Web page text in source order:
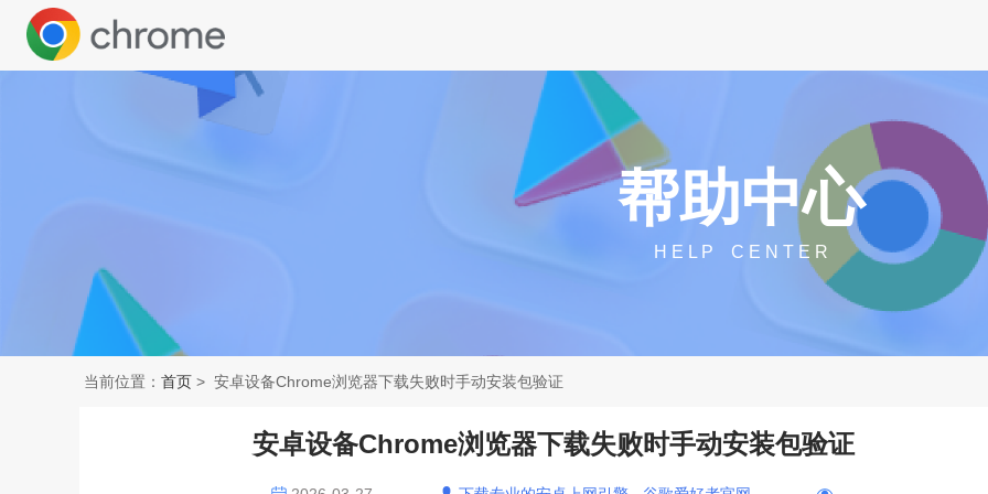
帮助中心
H E L P C E N T E R
当前位置： 首页 > 安卓设备Chrome浏览器下载失败时手动安装包验证
安卓设备Chrome浏览器下载失败时手动安装包验证